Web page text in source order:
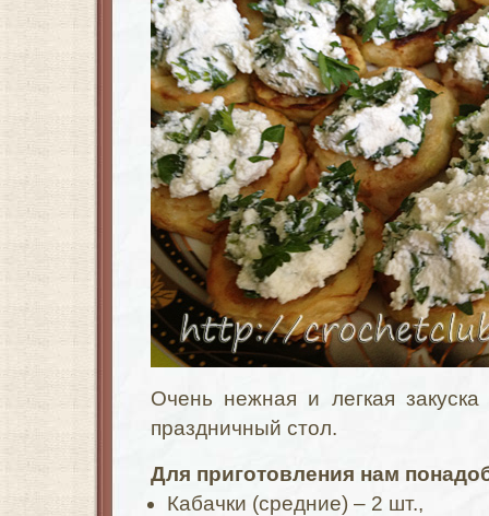
Очень нежная и легкая
праздничный стол.
Для приготовления нам
Кабачки (средние) – 2 шт.,